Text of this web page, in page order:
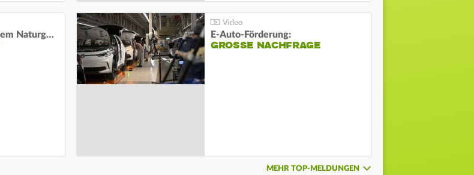
Lage in niederländischem Naturgebiet stabil E-Auto-Förderung:
GROSSE NACHFRAGE
MEHR TOP-MELDUNGEN